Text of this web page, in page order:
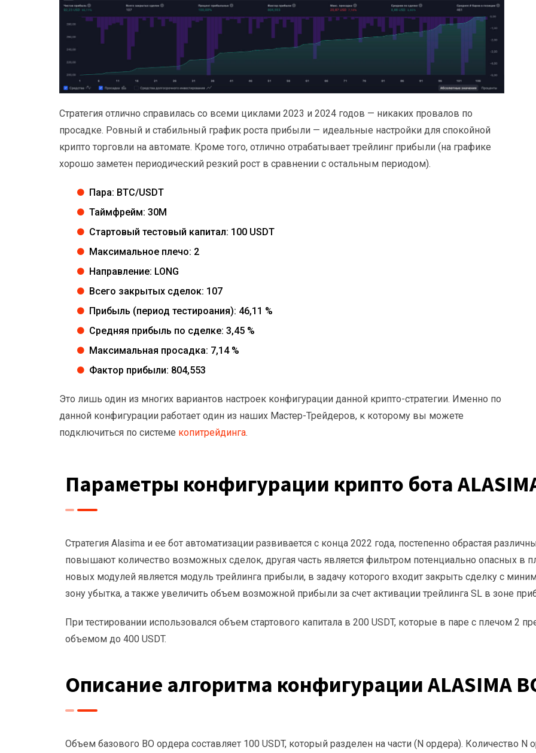
Стратегия отлично справилась со всеми циклами 2023 и 2024 годов — никаких провалов по
просадке. Ровный и стабильный график роста прибыли — идеальные настройки для спокойной
крипто торговли на автомате. Кроме того, отлично отрабатывает трейлинг прибыли (на графике
хорошо заметен периодический резкий рост в сравнении с остальным периодом).
Пара: BTC/USDT
Таймфрейм: 30M
Стартовый тестовый капитал: 100 USDT
Максимальное плечо: 2
Направление: LONG
Всего закрытых сделок: 107
Прибыль (период тестироания): 46,11 %
Средняя прибыль по сделке: 3,45 %
Максимальная просадка: 7,14 %
Фактор прибыли: 804,553
Это лишь один из многих вариантов настроек конфигурации данной крипто-стратегии. Именно по
данной конфигурации работает один из наших Мастер-Трейдеров, к которому вы можете
подключиться по системе копитрейдинга.
Параметры конфигурации крипто бота
Стратегия Alasima и ее бот автоматизации развивается с конца 2022 года, постепенно обрастая
повышают количество возможных сделок, другая часть является фильтром потенциально опасных в
новых модулей является модуль трейлинга прибыли, в задачу которого входит закрыть сделку с
зону убытка, а также увеличить объем возможной прибыли за счет активации трейлинга SL в зоне
При тестировании использовался объем стартового капитала в 200 USDT, которые в паре с плечом 2
объемом до 400 USDT.
Описание алгоритма конфигурации ALASIMA
Объем базового BO ордера составляет 100 USDT, который разделен на части (N ордера). Количество